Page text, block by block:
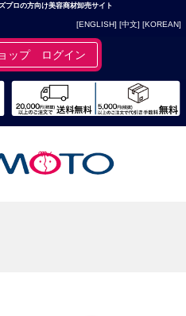
プロの方向け美容商材卸売サイト
[ENGLISH] [中文] [KOREAN]
ップ ログイン